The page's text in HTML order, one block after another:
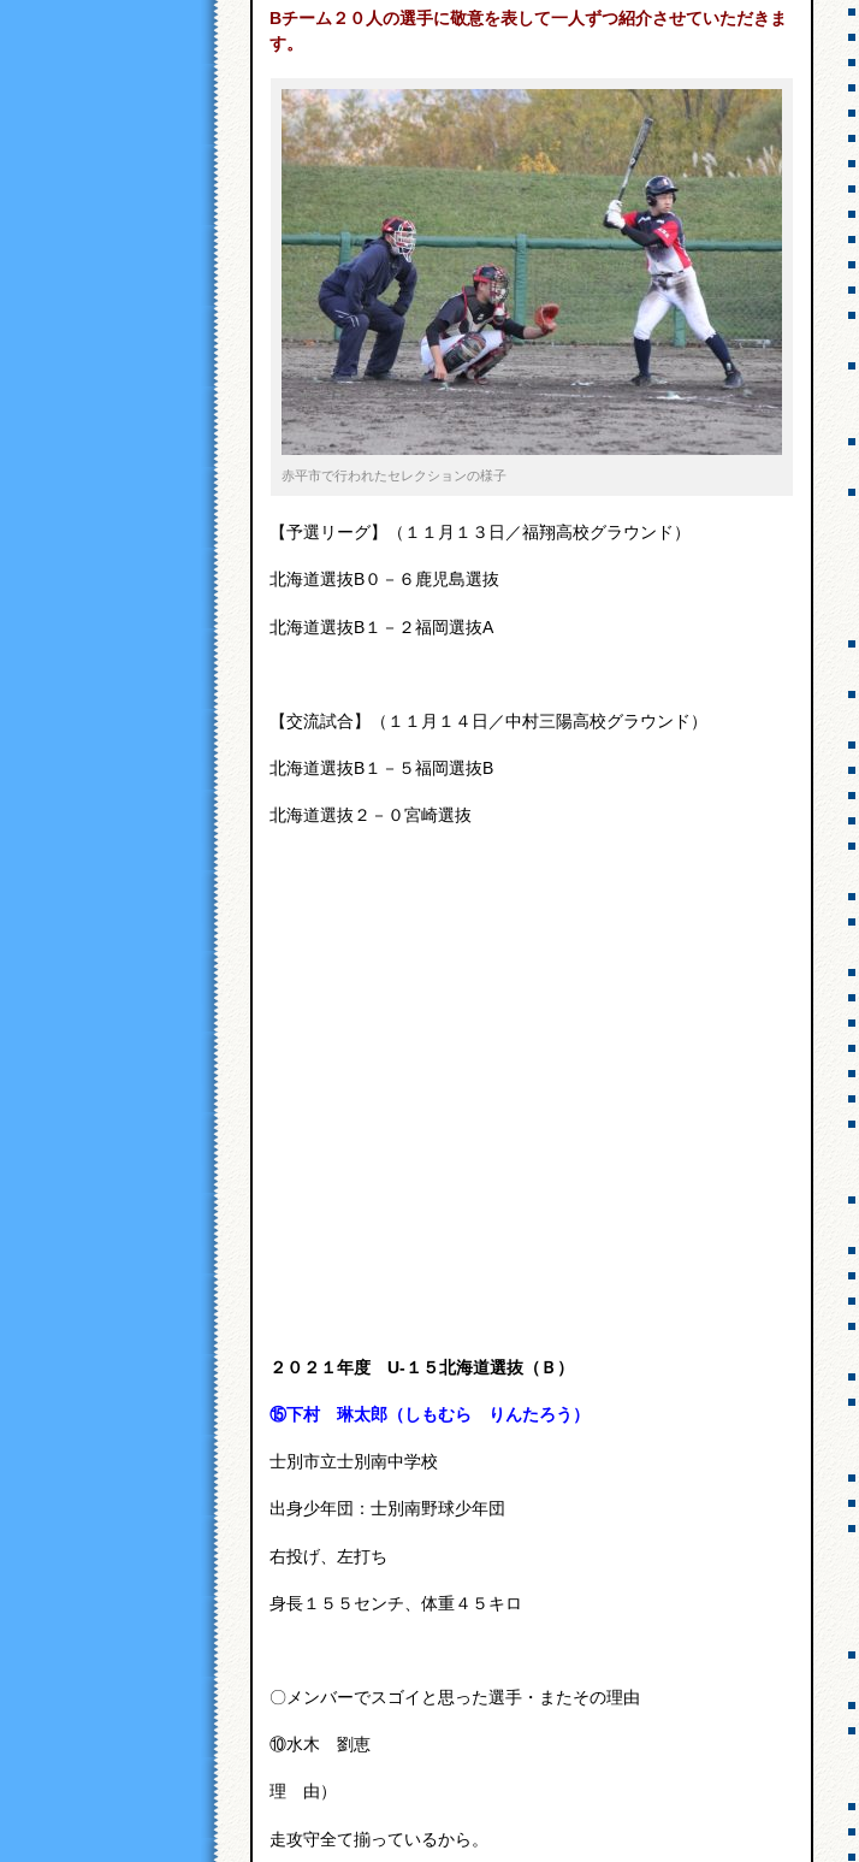
Bチーム２０人の選手に敬意を表して一人ずつ紹介させていただきま
す。
赤平市で行われたセレクションの様子
【予選リーグ】（１１月１３日／福翔高校グラウンド）
北海道選抜B０－６鹿児島選抜
北海道選抜B１－２福岡選抜A
【交流試合】（１１月１４日／中村三陽高校グラウンド）
北海道選抜B１－５福岡選抜B
北海道選抜２－０宮崎選抜
２０２１年度 U-１５北海道選抜（Ｂ）
⑮下村 琳太郎（しもむら りんたろう）
士別市立士別南中学校
出身少年団：士別南野球少年団
右投げ、左打ち
身長１５５センチ、体重４５キロ
〇メンバーでスゴイと思った選手・またその理由
⑩水木 劉恵
理 由）
走攻守全て揃っているから。